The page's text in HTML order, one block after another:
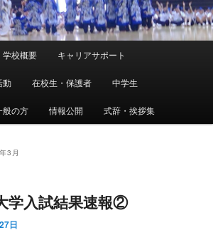
学校概要 キャリアサポート
動 在校生・保護者 中学生
般の方 情報公開 式辞・挨拶集
3月
学入試結果速報②
日